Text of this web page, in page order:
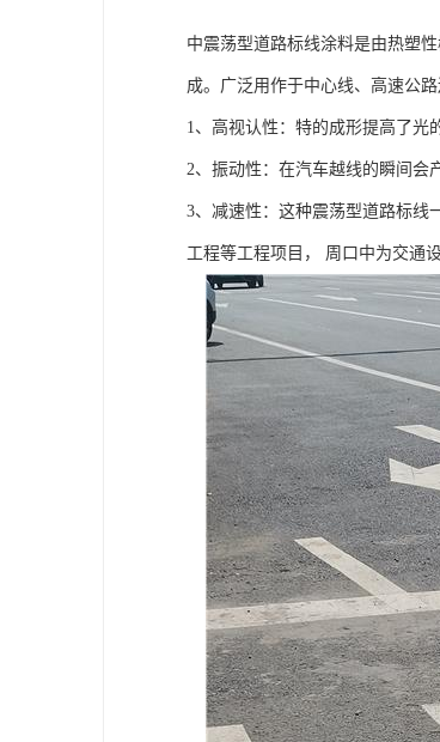
中震荡型道路标线涂料是由热塑
成。广泛用作于中心线、高速公
1、高视认性：特的成形提高了光
2、振动性：在汽车越线的瞬间会
3、减速性：这种震荡型道路标线
工程等工程项目， 周口中为交通